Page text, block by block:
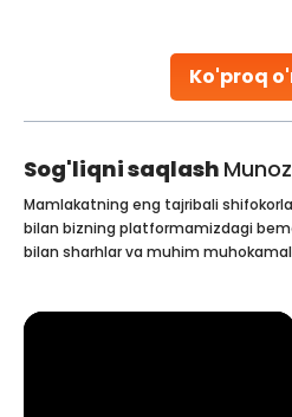
Ko'proq
Studies, such as one published
Sog'liqni saqlash
Mamlakatning eng tajribali
bilan bizning platformamizdagi
bilan sharhlar va muhim